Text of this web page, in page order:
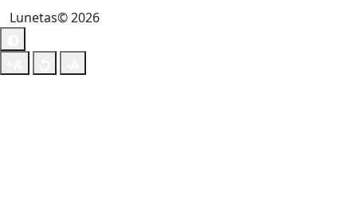
Lunetas© 2026